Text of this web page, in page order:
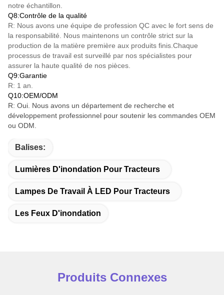
notre échantillon.
Q8:Contrôle de la qualité
R: Nous avons une équipe de profession QC avec le fort sens de
la responsabilité. Nous maintenons un contrôle strict sur la
production de la matière première aux produits finis.Chaque
processus de travail est surveillé par nos spécialistes pour
assurer la haute qualité de nos pièces.
Q9:Garantie
R: 1 an.
Q10:OEM/ODM
R: Oui. Nous avons un département de recherche et
développement professionnel pour soutenir les commandes OEM
ou ODM.
Balises:
Lumières D'inondation Pour Tracteurs
Lampes De Travail À LED Pour Tracteurs
Les Feux D'inondation
Produits Connexes